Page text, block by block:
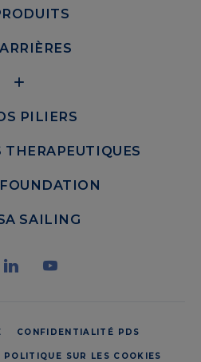
PILIERS
THERAPEUTIQUES
SAILING
CONFIDENTIALITÉ PDS
POLITIQUE SUR LES COOKIES